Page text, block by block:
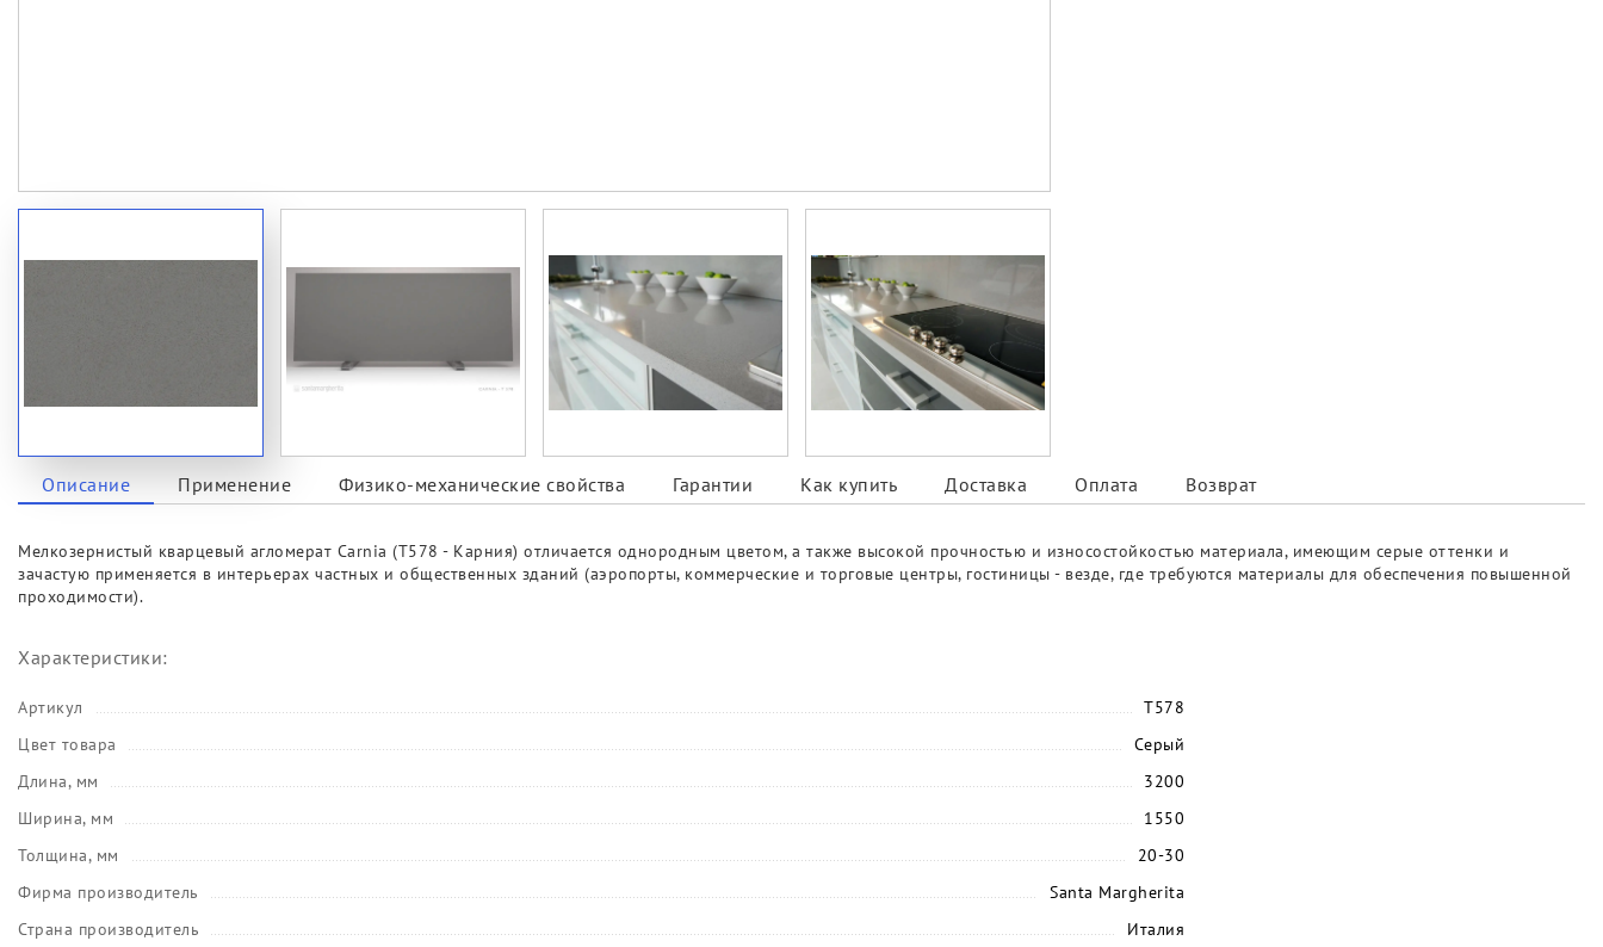
Описание Применение Физико-механические свойства Гарантии Как купить Доставка Оплата Возврат
Мелкозернистый кварцевый агломерат Carnia (T578 - Карния) отличается однородным цветом, а также высокой прочностью и износостойкостью материала, имеющим серые оттенки и
зачастую применяется в интерьерах частных и общественных зданий (аэропорты, коммерческие и торговые центры, гостиницы - везде, где требуются материалы для обеспечения повышенной
проходимости).
Характеристики:
Артикул
T578
Цвет товара
Серый
Длина, мм
3200
Ширина, мм
1550
Толщина, мм
20-30
Фирма производитель
Santa Margherita
Страна производитель
Италия